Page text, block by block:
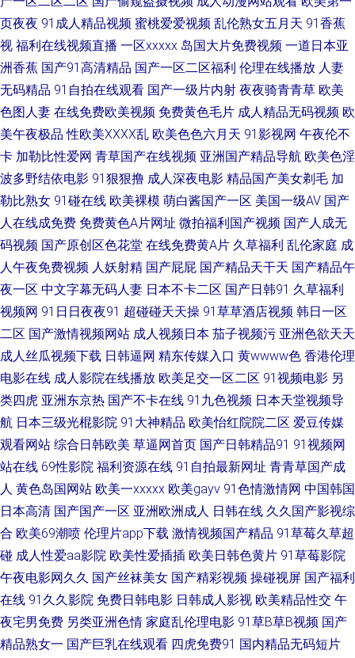
成人永久 午夜剧场超碰 国产中文在线 在线观看免费在线看 欧美日韩一本
www色色网址 殴美性生话 综合另类AV 好硬啊一进一得太深了A片 我朋友的
丈夫中文版 传媒精品com 欧美特一级aaa视频 中文国产亚洲 91福利一 久草
免费福利在线 香蕉精品亚洲国产 岛国大片网站 欧美亚性激情 在线中文字幕
国语精品对白 桃花影院在线 超碰视97 男人色色天堂 亚洲色婷婷婷婷五月 国
产亚州欧美在线 首页动漫亚洲 bt资源网 麻花豆传媒剧国 亚洲精品午夜国 国
产操女人 日本邪恶a在线播 91黄色废料 精品日本三级免费 五月天激 成人黄
瓜小视频污 草莓视频免费国产在线 女人国产 亚洲中文日韩国产一区 国产免
费视频精品视频 日韩免费一区二区三区 97日韩色情 免费观看激情一区 亚洲
日本国产欧美 国产高清精品二区 日本另类人妖 91看片安装 九七电影院 掀开
奶罩边躁 二区精品 欧美午夜理伦三级在线 正在播放亚洲一区 韩国伦理在线
精品yy 亚洲激情丝袜网 免费电影在线 超碰美女在线 视频聊天室大全 老司机
亚洲精品 超碰人人香蕉 偷拍色图首页 激情另类 97人人人热热 神马网电影网
在线观看 电影网站在线观看免费 欧美一区二区三区自拍 91传媒网站视频 综
合成人性爱日韩 红杏亚洲影院一区二 午夜福利视频91 欧美天天干 字幕国语
页夜夜 91成人精品视频 蜜桃爱爱视频 乱伦熟女五月天 91香蕉
视 福利在线视频直播 一区xxxxx 岛国大片免费视频 一道日本亚
洲香蕉 国产91高清精品 国产一区二区福利 伦理在线播放 人妻
无码精品 91自拍在线观看 国产一级片内射 夜夜骑青青草 欧美
色图人妻 在线免费欧美视频 免费黄色毛片 成人精品无码视频 欧
美午夜极品 性欧美ⅩⅩⅩⅩ乱 欧美色色六月天 91影视网 午夜伦不
卡 加勒比性爱网 青草国产在线视频 亚洲国产精品导航 欧美色淫
波多野结依电影 91狠狠撸 成人深夜电影 精品国产美女剃毛 加
勒比熟女 91碰在线 欧美裸模 萌白酱国产一区 美国一级AV 国产
人在线成免费 免费黄色A片网址 微拍福利国产视频 国产人成无
码视频 国产原创区色花堂 在线免费黄A片 久草福利 乱伦家庭 成
人午夜免费视频 人妖射精 国产屁屁 国产精品天干天 国产精品午
夜一区 中文字幕无码人妻 日本不卡二区 国产日韩91 久草福利
视频网 91日日夜夜91 超碰碰天天操 91草草酒店视频 韩日一区
二区 国产激情视频网站 成人视频日本 茄子视频污 亚洲色欲天天
成人丝瓜视频下载 日韩逼网 精东传媒入口 黄wwww色 香港伦理
电影在线 成人影院在线播放 欧美足交一区二区 91视频电影 另
类四虎 亚洲东京热 国产不卡在线 91九色视频 日本天堂视频导
航 日本三级光棍影院 91大神精品 欧美怡红院院二区 爱豆传媒
观看网站 综合日韩欧美 草逼网首页 国产日韩精品91 91视频网
站在线 69性影院 福利资源在线 91自拍最新网址 青青草国产成
人 黄色岛国网站 欧美一xxxxx 欧美gayv 91色情激情网 中国韩国
日本高清 国产国产一区 亚洲欧洲成人 日韩在线 久久国产影视综
合 欧美69潮喷 伦理片app下载 激情视频国产精品 91草莓久草超
碰 成人性爱aa影院 欧美性爱插插 欧美日韩色黄片 91草莓影院
午夜电影网久久 国产丝袜美女 国产精彩视频 操碰视屏 国产福利
在线 91久久影院 免费日韩电影 日韩成人影视 欧美精品性交 午
夜宅男免费 另类亚洲色情 家庭乱伦理电影 91草B草B视频 国产
精品熟女一 国产巨乳在线观看 四虎免费91 国内精品无码短片